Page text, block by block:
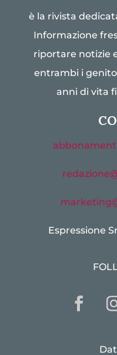
è la rivista
Informazione
riportare notizie
entrambi i
anni di vita
Espressione